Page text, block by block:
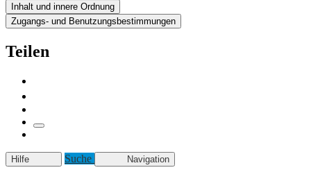
Inhalt und innere Ordnung
Zugangs- und Benutzungsbestimmungen
Teilen
Hilfe Suche Navigation